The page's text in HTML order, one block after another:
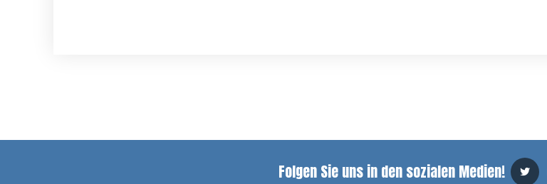
Folgen Sie uns in den sozialen Medien!